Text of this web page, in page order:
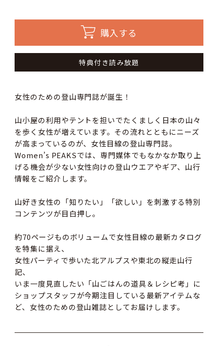
購入する
特典付き読み放題
女性のための登山専門誌が誕生！
山小屋の利用やテントを担いでたくましく日本の山々
を歩く女性が増えています。その流れとともにニーズ
が高まっているのが、女性目線の登山専門誌。
Women’s PEAKSでは、専門媒体でもなかなか取り上
げる機会が少ない女性向けの登山ウエアやギア、山行
情報をご紹介します。
山好き女性の「知りたい」「欲しい」を刺激する特別
コンテンツが目白押し。
約70ページものボリュームで女性目線の最新カタログ
を特集に据え、
女性パーティで歩いた北アルプスや東北の縦走山行
記、
いま一度見直したい「山ごはんの道具＆レシピ考」に
ショップスタッフが今期注目している最新アイテムな
ど、女性のための登山雑誌としてお届けします。